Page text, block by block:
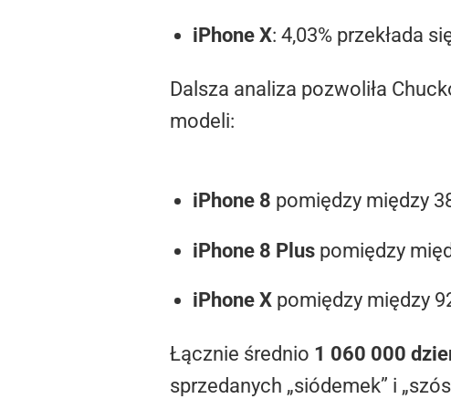
iPhone X: 4,03% przekłada
Dalsza analiza pozwoliła
modeli:
iPhone 8 pomiędzy między
iPhone 8 Plus pomiędzy
iPhone X pomiędzy między
Łącznie średnio 1 060 000
sprzedanych „siódemek” i